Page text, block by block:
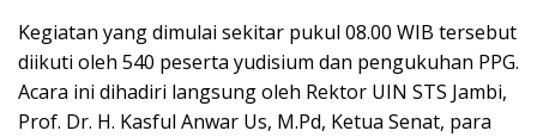
Kegiatan yang dimulai sekitar pukul 08.00 WIB tersebut
diikuti oleh 540 peserta yudisium dan pengukuhan PPG.
Acara ini dihadiri langsung oleh Rektor UIN STS Jambi,
Prof. Dr. H. Kasful Anwar Us, M.Pd, Ketua Senat, para